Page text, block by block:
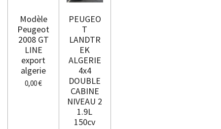
Modèle
Peugeot
2008 GT
LINE
export
algerie
0,00 €
PEUGEO
T
LANDTR
EK
ALGERIE
4x4
DOUBLE
CABINE
NIVEAU 2
1.9L
150cv